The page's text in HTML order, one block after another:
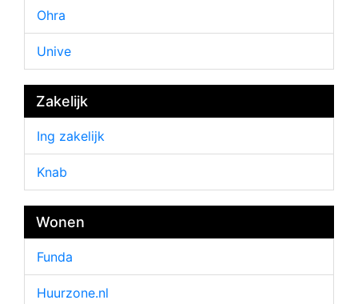
Ohra
Unive
Zakelijk
Ing zakelijk
Knab
Wonen
Funda
Huurzone.nl